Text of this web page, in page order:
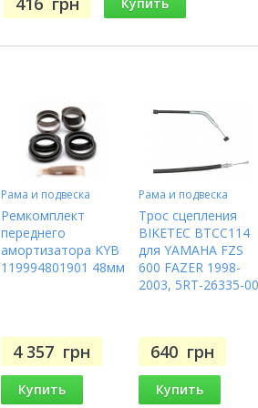
Рама и подвеска
Ремкомплект
переднего
амортизатора KYB
119994801901 48мм
4 357 грн
Купить
Рама и подвеска
Трос сцепления
BIKETEC BTCC114
для YAMAHA FZS
600 FAZER 1998-
2003, 5RT-26335-00
640 грн
Купить